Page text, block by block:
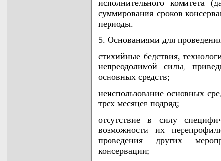
исполнительного комитета
суммирования сроков
периоды.
5. Основаниями для
стихийные бедствия,
непреодолимой силы,
основных средств;
неиспользование основных
трех месяцев подряд;
отсутствие в силу
возможности их
проведения других
консервации;